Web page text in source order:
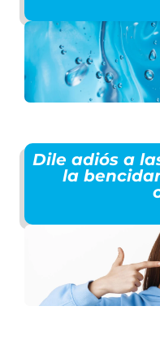
Dile adiós a
la